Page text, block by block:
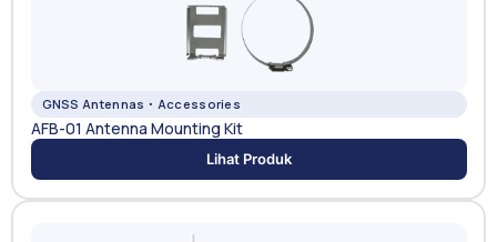
GNSS Antennas・Accessories
AFB-01 Antenna Mounting Kit
Lihat Produk